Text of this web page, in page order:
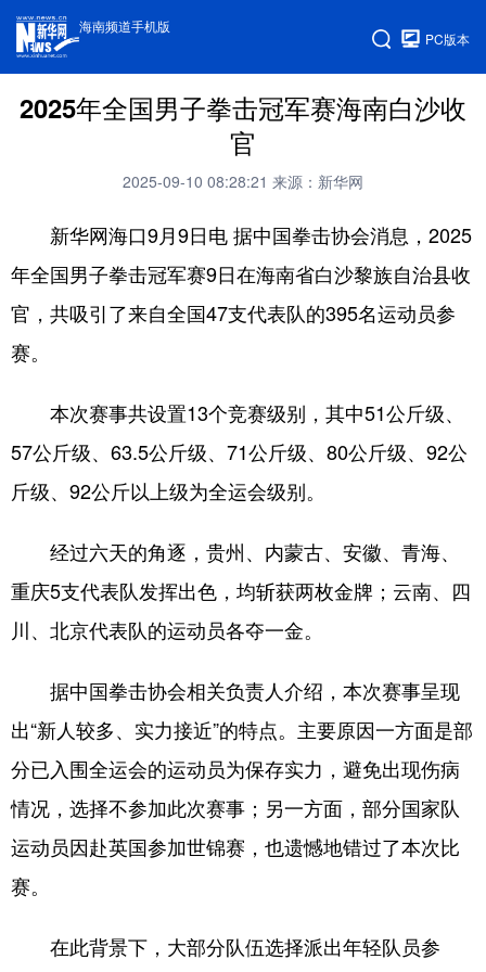
海南频道手机版
PC版本
2025年全国男子拳击冠军赛海南白沙收
官
2025-09-10 08:28:21 来源：新华网
新华网海口9月9日电 据中国拳击协会消息，2025
年全国男子拳击冠军赛9日在海南省白沙黎族自治县收
官，共吸引了来自全国47支代表队的395名运动员参
赛。
本次赛事共设置13个竞赛级别，其中51公斤级、
57公斤级、63.5公斤级、71公斤级、80公斤级、92公
斤级、92公斤以上级为全运会级别。
经过六天的角逐，贵州、内蒙古、安徽、青海、
重庆5支代表队发挥出色，均斩获两枚金牌；云南、四
川、北京代表队的运动员各夺一金。
据中国拳击协会相关负责人介绍，本次赛事呈现
出“新人较多、实力接近”的特点。主要原因一方面是部
分已入围全运会的运动员为保存实力，避免出现伤病
情况，选择不参加此次赛事；另一方面，部分国家队
运动员因赴英国参加世锦赛，也遗憾地错过了本次比
赛。
在此背景下，大部分队伍选择派出年轻队员参